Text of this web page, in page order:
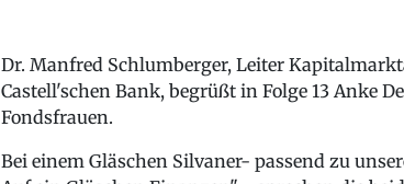
Dr. Manfred Schlumberger, Leiter
Castell'schen Bank, begrüßt in Folge 13 Anke
Fondsfrauen.
Bei einem Gläschen Silvaner- passend zu